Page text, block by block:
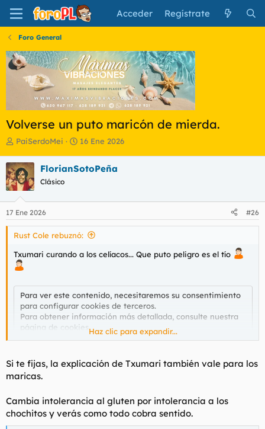
Acceder Regístrate
Foro General
Volverse un puto maricón de mierda.
I
i
c
i
a
d
o
r
d
l
t
PaiSerdoMei
F
h
e
n
i
i
16 Ene 2026
FlorianSotoPeña
Clásico
17 Ene 2026 #26
Rust Cole rebuznó:
Txumari curando a los celíacos... Que puto peligro es el tío
Para ver este contenido, necesitaremos su consentimiento
para configurar cookies de terceros.
Para obtener información más detallada, consulte nuestra
página de cookies.
Aceptar cookies de terceros
Haz clic para expandir...
Si te fijas, la explicación de Txumari también vale para los
maricas.
Cambia intolerancia al gluten por intolerancia a los
chochitos y verás como todo cobra sentido.